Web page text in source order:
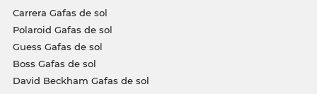
Carrera Gafas de sol
Polaroid Gafas de sol
Guess Gafas de sol
Boss Gafas de sol
David Beckham Gafas de sol